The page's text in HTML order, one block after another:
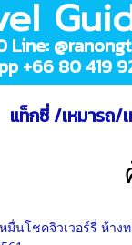
Line:
+66 80 419
แท็กซี่ /เหมารถ/
มื่นโชคจิวเวอร์รี่ ห้าง